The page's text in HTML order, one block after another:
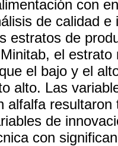
con
de calidad
estratos de
el
el bajo y el
alto. Las
alfalfa
de
con